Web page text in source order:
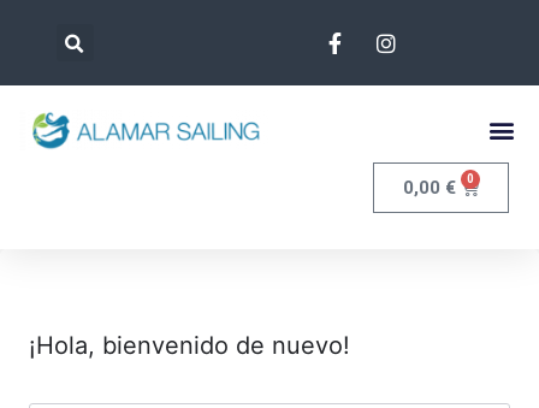
0,00 € 0
¡Hola, bienvenido de nuevo!